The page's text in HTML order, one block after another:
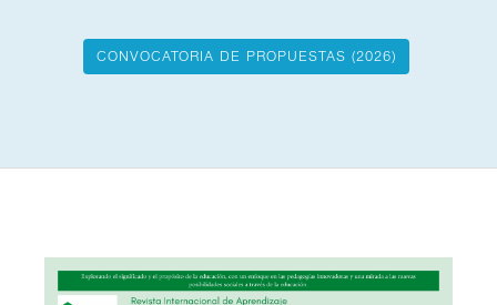
CONVOCATORIA DE PROPUESTAS (2026)
Tecnología,